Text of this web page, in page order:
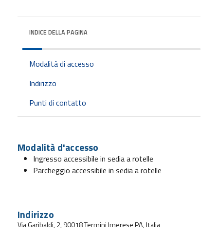
INDICE DELLA PAGINA
Modalità di accesso
Indirizzo
Punti di contatto
Modalità d'accesso
Ingresso accessibile in sedia a rotelle
Parcheggio accessibile in sedia a rotelle
Indirizzo
Via Garibaldi, 2, 90018 Termini Imerese PA, Italia